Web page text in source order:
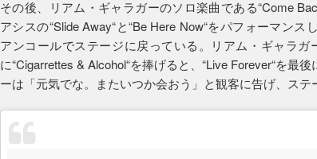
その後、リアム・ギャラガーのソロ楽曲である“Come
アシスの“Slide Away“と“Be Here Now“をパフォーマンス
アンコールでステージに戻っている。リアム・ギャラ
に“Cigarrettes & Alcohol“を捧げると、“Live Forever“を最
ーは「元気でな。またいつか会おう」と観客に告げ、ステ